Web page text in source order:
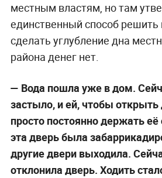
местным властям, но там
единственный способ
сделать углубление дна
района денег нет.
— Вода пошла уже в дом.
застыло, и ей, чтобы открыть
просто постоянно держать
эта дверь была
другие двери выходила.
отклонила дверь. Ходить